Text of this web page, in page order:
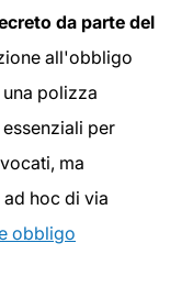
da parte del
all'obbligo
polizza
per
ma
hoc di via
obbligo